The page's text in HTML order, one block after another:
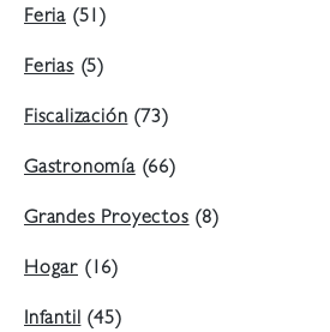
Feria (51)
Ferias(5)
Fiscalización(73)
Gastronomía(66)
Grandes Proyectos(8)
Hogar (16)
Infantil(45)